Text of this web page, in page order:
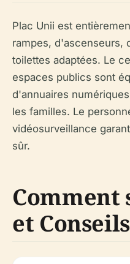
Plac Unii est
rampes, d'ascenseurs,
toilettes adaptées. Le
espaces publics sont
d'annuaires
les familles. Le
vidéosurveillance
sûr.
Comment
et